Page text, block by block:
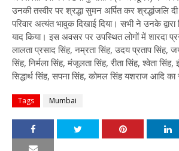
उनकी तस्वीर पर श्रद्धा सुमन अर्पित कर श्रद्धांजलि
परिवार अत्यंत भावुक दिखाई दिया। सभी ने उनके
याद किया। इस अवसर पर उपस्थित लोगों में शारदा
लालता प्रसाद सिंह, नम्रता सिंह, उदय प्रताप सिंह,
सिंह, निर्मला सिंह, मंजूलता सिंह, रीता सिंह, श्वेता
सिद्धार्थ सिंह, सपना सिंह, कोमल सिंह यशराज आदि का
Tags Mumbai